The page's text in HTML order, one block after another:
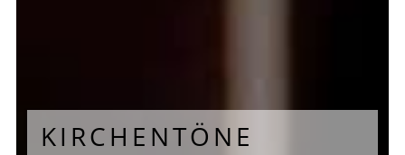
KIRCHENTÖNE